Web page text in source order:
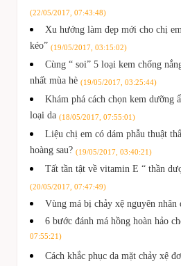
(22/05/2017, 07:43:48)
Xu hướng làm đẹp mới cho chị
kéo” (19/05/2017, 03:15:02)
Cùng “ soi” 5 loại kem chống
nhất mùa hè (19/05/2017, 03:25:44)
Khám phá cách chọn kem dưỡng
loại da (18/05/2017, 07:55:01)
Liệu chị em có dám phẫu thuật
hoàng sau? (19/05/2017, 03:40:21)
Tất tần tật về vitamin E “ thần
(20/05/2017, 07:47:49)
Vùng má bị chảy xệ nguyên nhân
6 bước đánh má hồng hoàn hảo
07:55:21)
Cách khắc phục da mặt chảy xệ